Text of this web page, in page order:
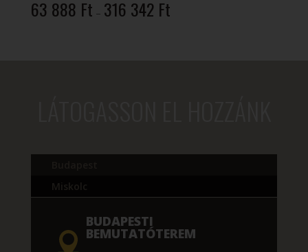
63 888 Ft – 316 342 Ft63
Miskolc
BUDAPESTI
BEMUTATÓTEREM